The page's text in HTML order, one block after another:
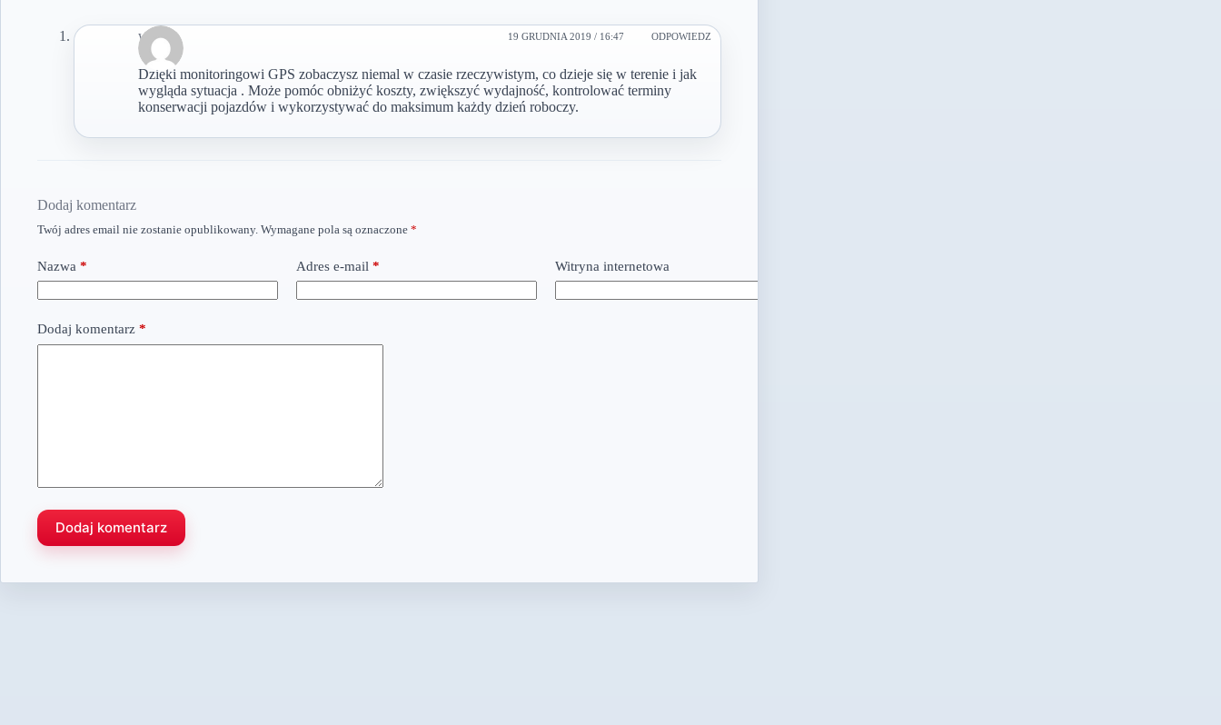
wiemis 19 GRUDNIA 2019 / 16:47 ODPOWIEDZ
Dzięki monitoringowi GPS zobaczysz niemal w czasie rzeczywistym, co dzieje się w terenie i jak
wygląda sytuacja . Może pomóc obniżyć koszty, zwiększyć wydajność, kontrolować terminy
konserwacji pojazdów i wykorzystywać do maksimum każdy dzień roboczy.
Dodaj komentarz
Twój adres email nie zostanie opublikowany. Wymagane pola są oznaczone *
Nazwa * Adres e-mail * Witryna internetowa
Dodaj komentarz *
Dodaj komentarz